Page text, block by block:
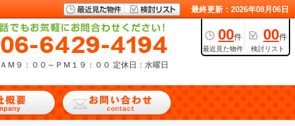
最終更新：2026年08月06日
00件
最近見た物件
00件
検討リスト
Ｍ９：００～ＰＭ１９：００ 定休日：水曜日